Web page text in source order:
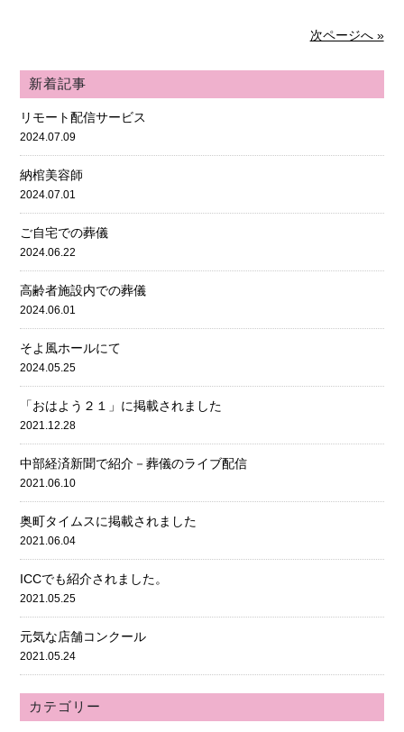
次ページへ »
新着記事
リモート配信サービス
2024.07.09
納棺美容師
2024.07.01
ご自宅での葬儀
2024.06.22
高齢者施設内での葬儀
2024.06.01
そよ風ホールにて
2024.05.25
「おはよう２１」に掲載されました
2021.12.28
中部経済新聞で紹介－葬儀のライブ配信
2021.06.10
奥町タイムスに掲載されました
2021.06.04
ICCでも紹介されました。
2021.05.25
元気な店舗コンクール
2021.05.24
カテゴリー